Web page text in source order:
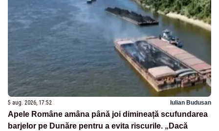
5 aug. 2026, 17:52 Iulian Budusan
Apele Române amâna până joi dimineață scufundarea
barjelor pe Dunăre pentru a evita riscurile. „Dacă